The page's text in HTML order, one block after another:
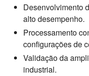
Desenvolvimento
alto desempenho.
Processamento
configurações de
Validação da
industrial.